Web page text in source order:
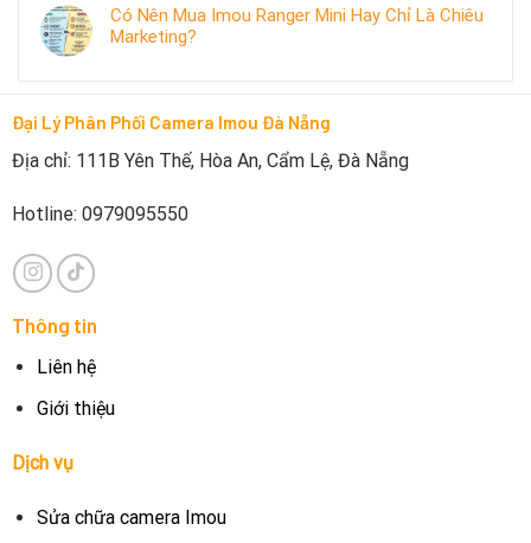
Có Nên Mua Imou Ranger Mini Hay Chỉ Là Chiêu
Marketing?
Đại Lý Phân Phối Camera Imou Đà Nẵng
Địa chỉ: 111B Yên Thế, Hòa An, Cẩm Lệ, Đà Nẵng
Hotline: 0979095550
Thông tin
Liên hệ
Giới thiệu
Dịch vụ
Sửa chữa camera Imou